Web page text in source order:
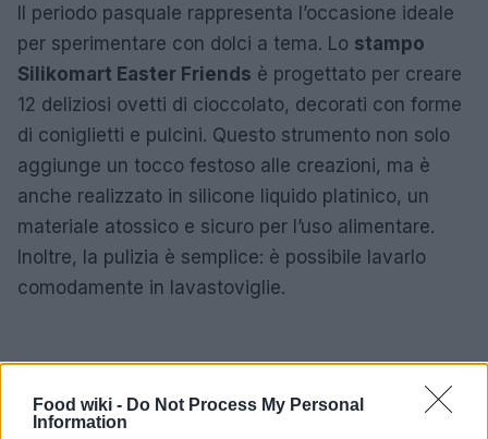
Food wiki - Do Not Process My Personal
Information
Il periodo pasquale rappresenta l’occasione ideale
per sperimentare con dolci a tema. Lo stampo
Silikomart Easter Friends è progettato per creare
12 deliziosi ovetti di cioccolato, decorati con forme
di coniglietti e pulcini. Questo strumento non solo
aggiunge un tocco festoso alle creazioni, ma è
anche realizzato in silicone liquido platinico, un
materiale atossico e sicuro per l’uso alimentare.
Inoltre, la pulizia è semplice: è possibile lavarlo
comodamente in lavastoviglie.